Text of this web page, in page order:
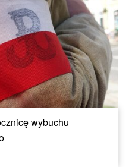
wybuchu